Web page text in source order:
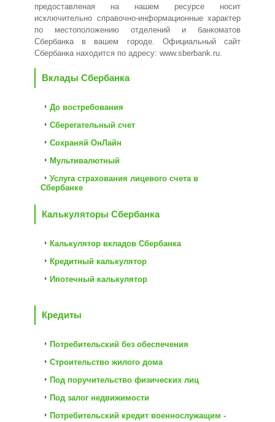
предоставленая на нашем ресурсе носит
исключительно справочно-информационные характер
по местоположению отделений и банкоматов
Сбербанка в вашем городе. Официальный сайт
Сбербанка находится по адресу: www.sberbank.ru
Вклады Сбербанка
До востребования
Сберегательный счет
Сохраняй ОнЛайн
Мультивалютный
Услуга страхования лицевого счета в
Сбербанке
Калькуляторы Сбербанка
Калькулятор вкладов Сбербанка
Кредитный калькулятор
Ипотечный калькулятор
Кредиты
Потребительский без обеспечения
Строительство жилого дома
Под поручительство физических лиц
Под залог недвижимости
Потребительский кредит военнослужащим -